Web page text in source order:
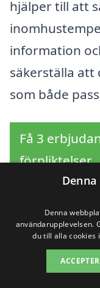
hjälper till att
information
säkerställa att
som både
Få 3
förpliktelser
Sök
Denna
användarupplevelsen.
du till alla cookies